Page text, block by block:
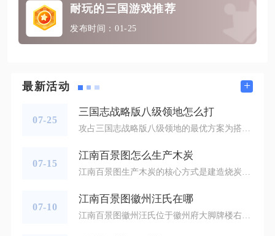
耐玩的三国游戏推荐
发布时间：01-25
最新活动 +
07-25
三国志战略版八级领地怎么打
07-15
江南百景图怎么生产木炭
07-10
江南百景图徽州汪氏在哪